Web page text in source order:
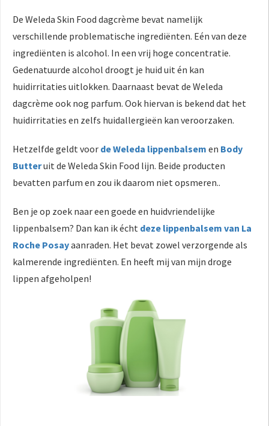
De Weleda Skin Food dagcrème bevat namelijk
verschillende problematische ingrediënten. Eén van deze
ingrediënten is alcohol. In een vrij hoge concentratie.
Gedenatuurde alcohol droogt je huid uit én kan
huidirritaties uitlokken. Daarnaast bevat de Weleda
dagcrème ook nog parfum. Ook hiervan is bekend dat het
huidirritaties en zelfs huidallergieën kan veroorzaken.
Hetzelfde geldt voor de Weleda lippenbalsem en Body
Butteruit de Weleda Skin Food lijn. Beide producten
bevatten parfum en zou ik daarom niet opsmeren..
Ben je op zoek naar een goede en huidvriendelijke
lippenbalsem? Dan kan ik écht deze lippenbalsem van La
Roche Posayaanraden. Het bevat zowel verzorgende als
kalmerende ingrediënten. En heeft mij van mijn droge
lippen afgeholpen!